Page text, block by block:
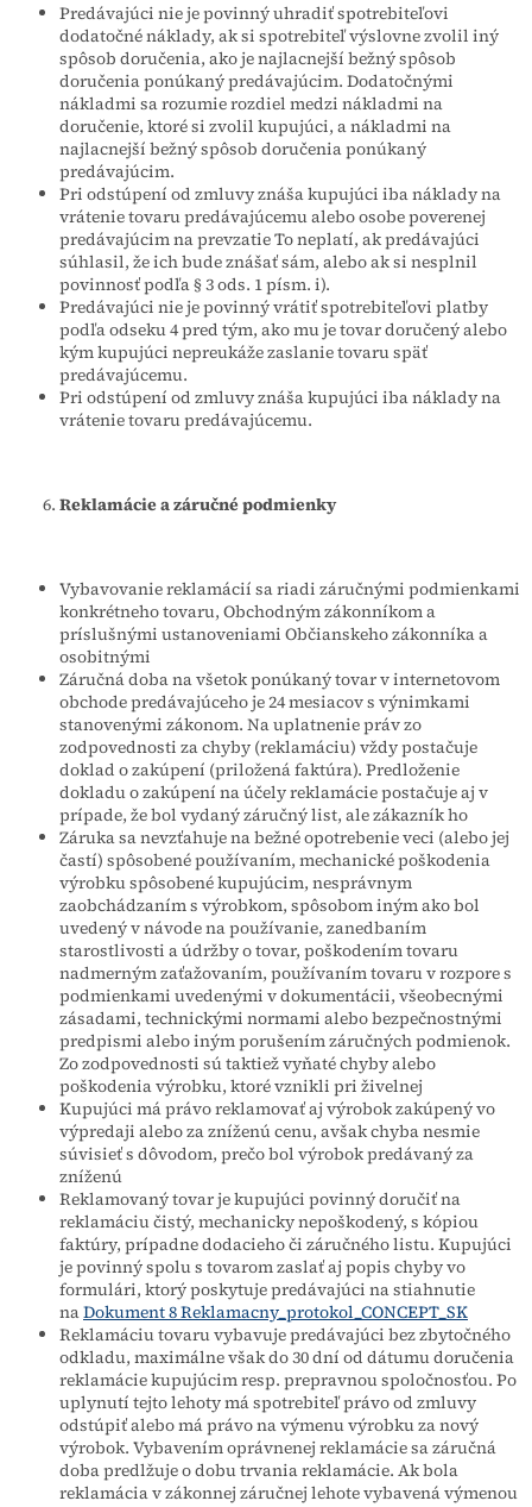
Predávajúci nie je povinný uhradiť spotrebiteľovi
dodatočné náklady, ak si spotrebiteľ výslovne zvolil iný
spôsob doručenia, ako je najlacnejší bežný spôsob
doručenia ponúkaný predávajúcim. Dodatočnými
nákladmi sa rozumie rozdiel medzi nákladmi na
doručenie, ktoré si zvolil kupujúci, a nákladmi na
najlacnejší bežný spôsob doručenia ponúkaný
predávajúcim.
Pri odstúpení od zmluvy znáša kupujúci iba náklady na
vrátenie tovaru predávajúcemu alebo osobe poverenej
predávajúcim na prevzatie To neplatí, ak predávajúci
súhlasil, že ich bude znášať sám, alebo ak si nesplnil
povinnosť podľa § 3 ods. 1 písm. i).
Predávajúci nie je povinný vrátiť spotrebiteľovi platby
podľa odseku 4 pred tým, ako mu je tovar doručený alebo
kým kupujúci nepreukáže zaslanie tovaru späť
predávajúcemu.
Pri odstúpení od zmluvy znáša kupujúci iba náklady na
vrátenie tovaru predávajúcemu.
Reklamácie a záručné podmienky
Vybavovanie reklamácií sa riadi záručnými podmienkami
konkrétneho tovaru, Obchodným zákonníkom a
príslušnými ustanoveniami Občianskeho zákonníka a
osobitnými
Záručná doba na všetok ponúkaný tovar v internetovom
obchode predávajúceho je 24 mesiacov s výnimkami
stanovenými zákonom. Na uplatnenie práv zo
zodpovednosti za chyby (reklamáciu) vždy postačuje
doklad o zakúpení (priložená faktúra). Predloženie
dokladu o zakúpení na účely reklamácie postačuje aj v
prípade, že bol vydaný záručný list, ale zákazník ho
Záruka sa nevzťahuje na bežné opotrebenie veci (alebo jej
častí) spôsobené používaním, mechanické poškodenia
výrobku spôsobené kupujúcim, nesprávnym
zaobchádzaním s výrobkom, spôsobom iným ako bol
uvedený v návode na používanie, zanedbaním
starostlivosti a údržby o tovar, poškodením tovaru
nadmerným zaťažovaním, používaním tovaru v rozpore s
podmienkami uvedenými v dokumentácii, všeobecnými
zásadami, technickými normami alebo bezpečnostnými
predpismi alebo iným porušením záručných podmienok.
Zo zodpovednosti sú taktiež vyňaté chyby alebo
poškodenia výrobku, ktoré vznikli pri živelnej
Kupujúci má právo reklamovať aj výrobok zakúpený vo
výpredaji alebo za zníženú cenu, avšak chyba nesmie
súvisieť s dôvodom, prečo bol výrobok predávaný za
zníženú
Reklamovaný tovar je kupujúci povinný doručiť na
reklamáciu čistý, mechanicky nepoškodený, s kópiou
faktúry, prípadne dodacieho či záručného listu. Kupujúci
je povinný spolu s tovarom zaslať aj popis chyby vo
formulári, ktorý poskytuje predávajúci na stiahnutie
naDokument 8 Reklamacny_protokol_CONCEPT_SK
Reklamáciu tovaru vybavuje predávajúci bez zbytočného
odkladu, maximálne však do 30 dní od dátumu doručenia
reklamácie kupujúcim resp. prepravnou spoločnosťou. Po
uplynutí tejto lehoty má spotrebiteľ právo od zmluvy
odstúpiť alebo má právo na výmenu výrobku za nový
výrobok. Vybavením oprávnenej reklamácie sa záručná
doba predlžuje o dobu trvania reklamácie. Ak bola
reklamácia v zákonnej záručnej lehote vybavená výmenou